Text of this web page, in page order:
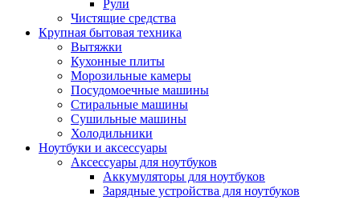
Рули
Чистящие средства
Крупная бытовая техника
Вытяжки
Кухонные плиты
Морозильные камеры
Посудомоечные машины
Стиральные машины
Сушильные машины
Холодильники
Ноутбуки и аксессуары
Аксессуары для ноутбуков
Аккумуляторы для ноутбуков
Зарядные устройства для ноутбуков